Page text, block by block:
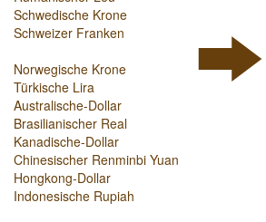
Schwedische Krone
Schweizer Franken
Norwegische Krone
Türkische Lira
Australische-Dollar
Brasilianischer Real
Kanadische-Dollar
Chinesischer Renminbi Yuan
Hongkong-Dollar
Indonesische Rupiah